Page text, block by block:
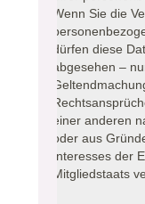
Wenn Sie die
dürfen diese
abgesehen –
einer anderen
oder aus
Interesses der
Mitgliedstaats